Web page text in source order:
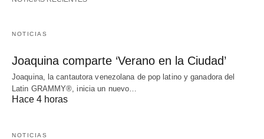
NOTICIAS
Joaquina comparte ‘Verano en la Ciudad’
Joaquina, la cantautora venezolana de pop latino y ganadora del
Latin GRAMMY®, inicia un nuevo…
Hace 4 horas
NOTICIAS